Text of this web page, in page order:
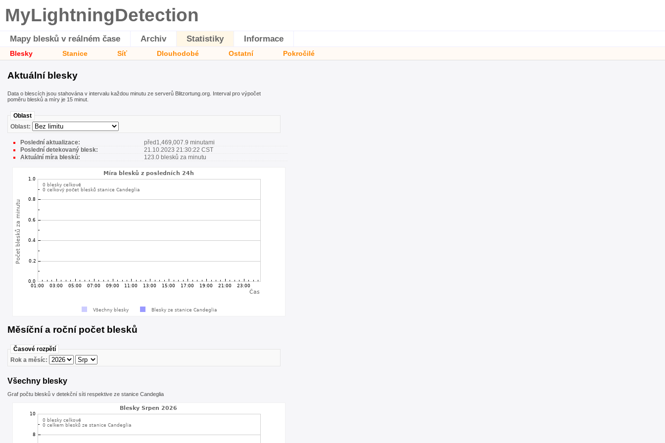
MyLightningDetection
Mapy blesků v reálném čase Archiv Statistiky Informace
Blesky Stanice Síť Dlouhodobé Ostatní Pokročilé
Aktuální blesky
Data o blescích jsou stahována v intervalu každou minutu ze serverů Blitzortung.org. Interval pro výpočet
poměru blesků a míry je 15 minut.
Oblast
Oblast:
Poslední aktualizace:
před1,469,007.9 minutami
Poslední detekovaný blesk:
21.10.2023 21:30:22 CST
Aktuální míra blesků:
123.0 blesků za minutu
Měsíční a roční počet blesků
Časové rozpětí
Rok a měsíc:
Všechny blesky
Graf počtu blesků v detekční síti respektive ze stanice Candeglia